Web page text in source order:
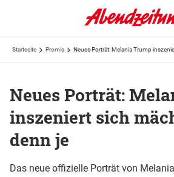
Startseite Promis Neues Porträt: Melania Trump
Neues Porträt:
inszeniert sich
denn je
Das neue offizielle Porträt von